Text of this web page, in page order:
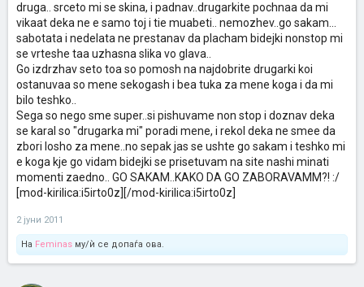
druga.. srceto mi se skina, i padnav..drugarkite pochnaa da mi
vikaat deka ne e samo toj i tie muabeti.. nemozhev..go sakam...
sabotata i nedelata ne prestanav da placham bidejki nonstop mi
se vrteshe taa uzhasna slika vo glava..
Go izdrzhav seto toa so pomosh na najdobrite drugarki koi
ostanuvaa so mene sekogash i bea tuka za mene koga i da mi
bilo teshko..
Sega so nego sme super..si pishuvame non stop i doznav deka
se karal so "drugarka mi" poradi mene, i rekol deka ne smee da
zbori losho za mene..no sepak jas se ushte go sakam i teshko mi
e koga kje go vidam bidejki se prisetuvam na site nashi minati
momenti zaedno.. GO SAKAM..KAKO DA GO ZABORAVAMM?! :/
[mod-kirilica:i5irto0z][/mod-kirilica:i5irto0z]
2 јуни 2011
На Feminas му/ѝ се допаѓа ова.